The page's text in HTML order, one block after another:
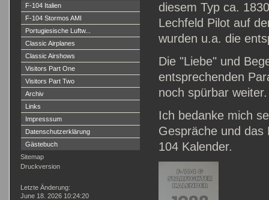
F-104 Italien
F-104 Stormos AMI
Portugiesische Luftw...
Classic Airplanes
Classic Airshows
Visitors Part One
Visitors Part Two
Archiv
Links
Impresssum
Datenschutzerklärung
Gästebuch
Sitemap
Druckversion
Letzte Änderung:
June 18. 2026 10:24:20
diesem Typ ca.
Lechfeld Pilot auf
wurden u.a. die
Die "Liebe" und
entsprechenden
noch spürbar weiter.
Ich bedanke mich
Gespräche und das
104 Kalender.